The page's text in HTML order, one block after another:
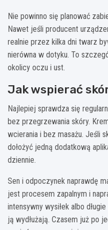
Nie powinno się planować
Nawet jeśli producent
realnie przez kilka dni twarz
nierówna w dotyku. To
okolicy oczu i ust.
Jak wspierać
Najlepiej sprawdza się
bez przegrzewania skóry.
wcierania i bez masażu. Jeśli
dołożyć jedną dodatkową
dziennie.
Sen i odpoczynek naprawdę
jest procesem zapalnym i
intensywny wysiłek albo
ją wydłużają. Czasem już po